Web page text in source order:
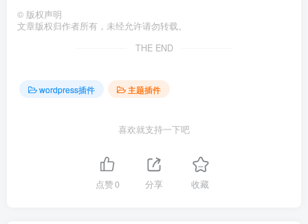
© 版权声明
文章版权归作者所有，未经允许请勿转载。
THE END
wordpress插件 主题插件
喜欢就支持一下吧
点赞0 分享 收藏